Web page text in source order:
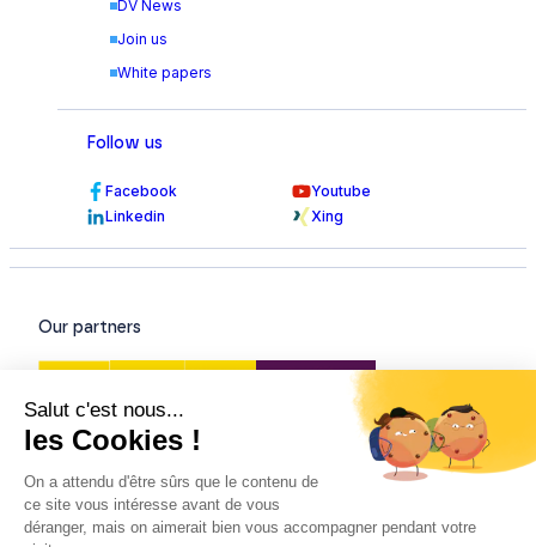
DV News
Join us
White papers
Follow us
Facebook
Youtube
Linkedin
Xing
Our partners